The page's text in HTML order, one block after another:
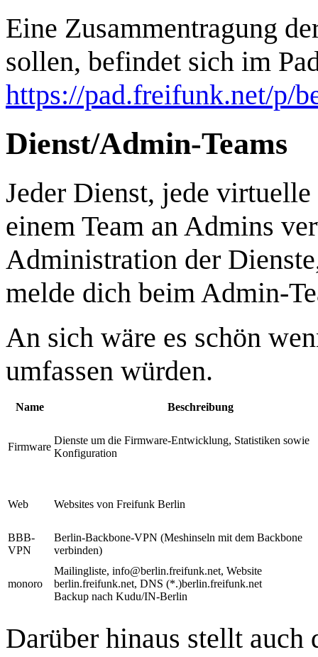
Eine Zusammentragung
sollen, befindet sich im
https://pad.freifunk.net/p/
Dienst/Admin-Teams
Jeder Dienst, jede
einem Team an Admins
Administration der
melde dich beim Admin-
An sich wäre es schön
umfassen würden.
Name Beschreibung
Firmware
Dienste um die Firmware-Entwicklung, Statistiken sowie
Konfiguration
Web Websites von Freifunk Berlin
BBB-
VPN
Berlin-Backbone-VPN (Meshinseln mit dem Backbone
verbinden)
monoro
Mailingliste, info@berlin.freifunk.net, Website
berlin.freifunk.net, DNS (*.)berlin.freifunk.net
Backup nach Kudu/IN-Berlin
Darüber hinaus stellt